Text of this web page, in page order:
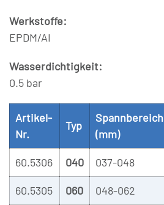
Werkstoffe:
EPDM/AI
Wasserdichtigkeit:
0.5 bar
Artikel-
Nr.
Typ
Spannbereich
(mm)
60.5306 040 037-048
60.5305 060 048-062